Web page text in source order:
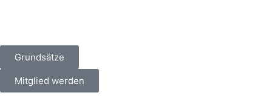
Grundsätze
Mitglied werden